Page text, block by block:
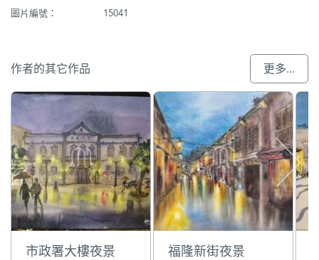
圖片編號：
15041
作者的其它作品 更多...
市政署大樓夜景 福隆新街夜景